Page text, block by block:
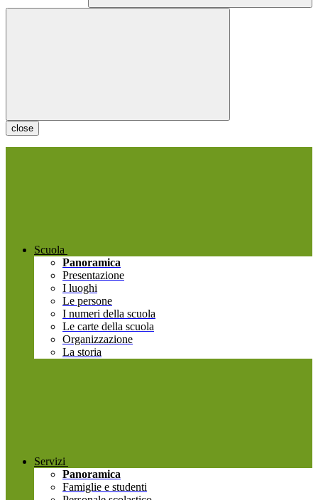
close
Scuola
Panoramica
Presentazione
I luoghi
Le persone
I numeri della scuola
Le carte della scuola
Organizzazione
La storia
Servizi
Panoramica
Famiglie e studenti